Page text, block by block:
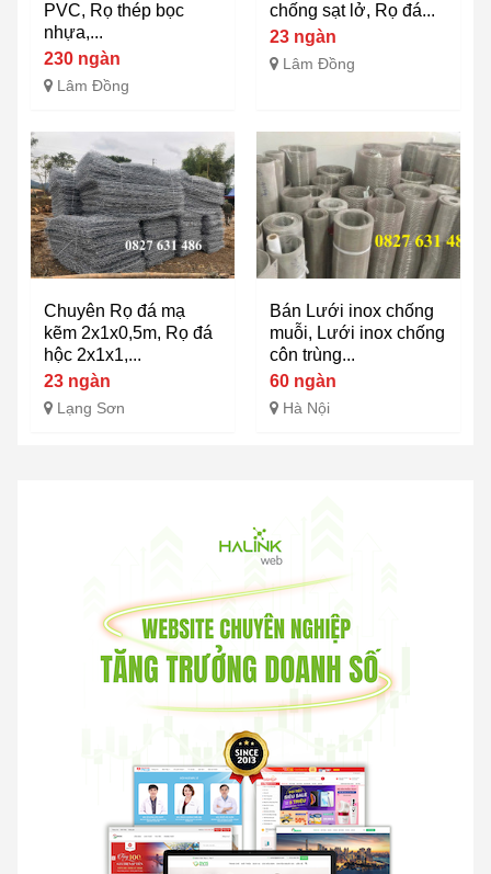
PVC, Rọ thép bọc
nhựa,...
230 ngàn
Lâm Đồng
chống sạt lở, Rọ đá...
23 ngàn
Lâm Đồng
Chuyên Rọ đá mạ
kẽm 2x1x0,5m, Rọ đá
hộc 2x1x1,...
23 ngàn
Lạng Sơn
Bán Lưới inox chống
muỗi, Lưới inox chống
côn trùng...
60 ngàn
Hà Nội